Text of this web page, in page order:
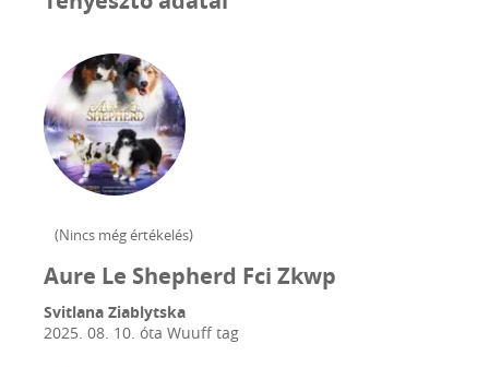
(Nincs még értékelés)
Aure Le Shepherd Fci Zkwp
Svitlana Ziablytska
2025. 08. 10. óta Wuuff tag